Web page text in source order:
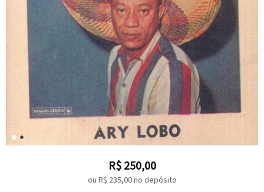
R$ 250,00
ou R$ 235,00no depósito